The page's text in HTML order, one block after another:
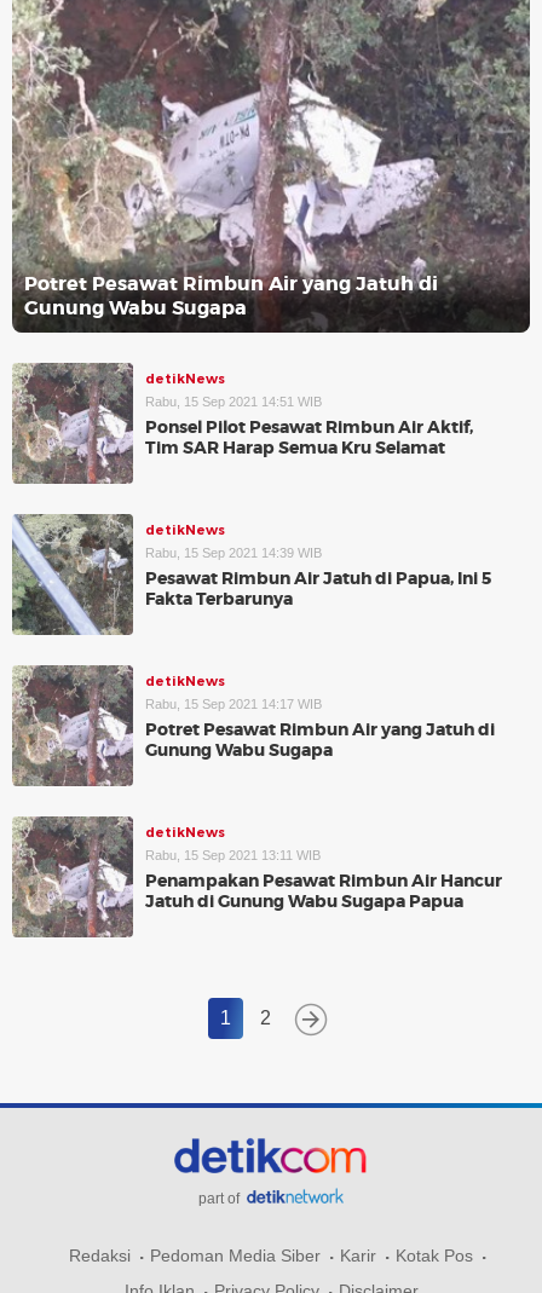
Potret Pesawat Rimbun Air yang Jatuh di
Gunung Wabu Sugapa
detikNews
Rabu, 15 Sep 2021 14:51 WIB
Ponsel Pilot Pesawat Rimbun Air Aktif,
Tim SAR Harap Semua Kru Selamat
detikNews
Rabu, 15 Sep 2021 14:39 WIB
Pesawat Rimbun Air Jatuh di Papua, Ini 5
Fakta Terbarunya
detikNews
Rabu, 15 Sep 2021 14:17 WIB
Potret Pesawat Rimbun Air yang Jatuh di
Gunung Wabu Sugapa
detikNews
Rabu, 15 Sep 2021 13:11 WIB
Penampakan Pesawat Rimbun Air Hancur
Jatuh di Gunung Wabu Sugapa Papua
1 2
part of
Redaksi Pedoman Media Siber Karir
Kotak Pos